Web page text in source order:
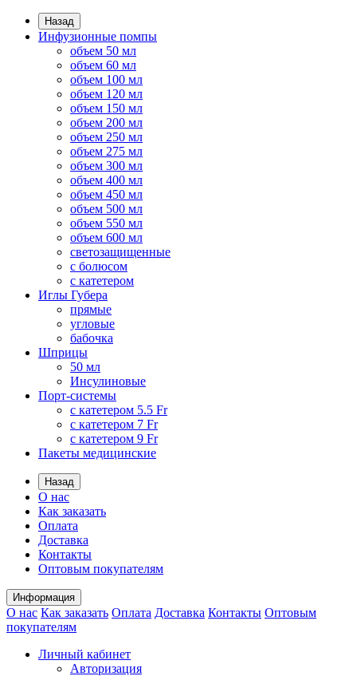
Назад
Инфузионные помпы
объем 50 мл
объем 60 мл
объем 100 мл
объем 120 мл
объем 150 мл
объем 200 мл
объем 250 мл
объем 275 мл
объем 300 мл
объем 400 мл
объем 450 мл
объем 500 мл
объем 550 мл
объем 600 мл
светозащищенные
с болюсом
с катетером
Иглы Губера
прямые
угловые
бабочка
Шприцы
50 мл
Инсулиновые
Порт-системы
с катетером 5.5 Fr
с катетером 7 Fr
с катетером 9 Fr
Пакеты медицинские
Назад
О нас
Как заказать
Оплата
Доставка
Контакты
Оптовым покупателям
Информация
О нас Как заказать Оплата Доставка Контакты Оптовым
покупателям
Личный кабинет
Авторизация